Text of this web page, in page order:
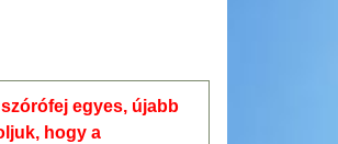
egyes, újabb
hogy a